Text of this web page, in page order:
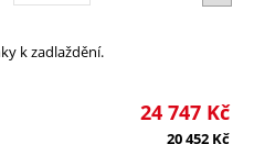
k zadlaždění.
24 747 Kč
20 452 Kč